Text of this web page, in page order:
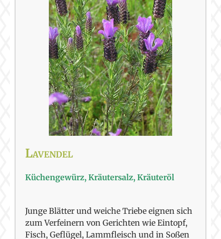
Lavendel
Küchengewürz, Kräutersalz, Kräuteröl
Junge Blätter und weiche Triebe eignen sich
zum Verfeinern von Gerichten wie Eintopf,
Fisch, Geflügel, Lammfleisch und in Soßen